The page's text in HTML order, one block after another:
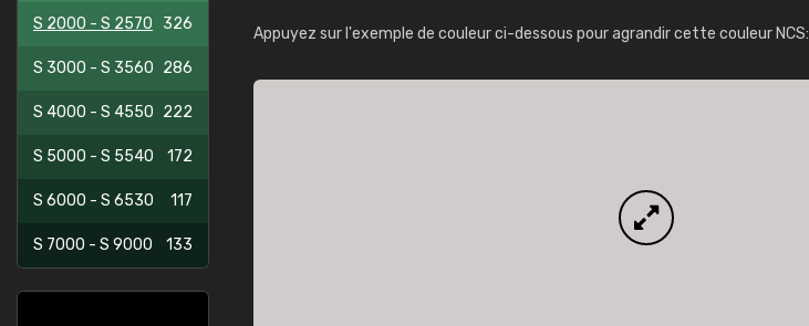
S 2000 - S 2570 326
S 3000 - S 3560 286
S 4000 - S 4550 222
S 5000 - S 5540 172
S 6000 - S 6530 117
S 7000 - S 9000 133
Appuyez sur l'exemple de couleur ci-dessous pour agrandir cette couleur NCS: